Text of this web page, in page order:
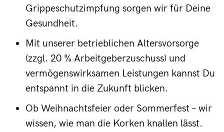
Grippeschutzimpfung sorgen wir für Deine
Gesundheit.
Mit unserer betrieblichen Altersvorsorge
(zzgl. 20 % Arbeitgeberzuschuss) und
vermögenswirksamen Leistungen kannst Du
entspannt in die Zukunft blicken.
Ob Weihnachtsfeier oder Sommerfest – wir
wissen, wie man die Korken knallen lässt.